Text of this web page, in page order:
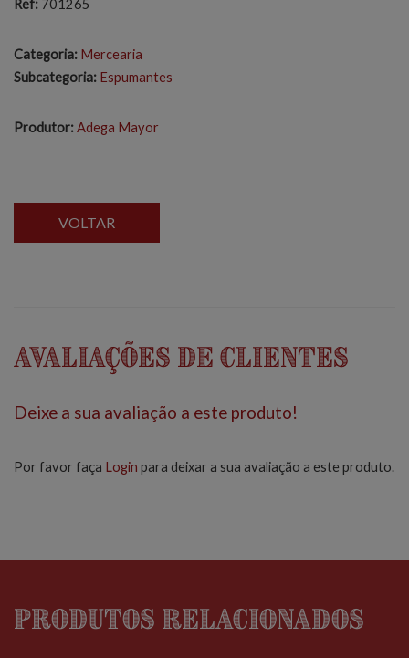
Ref: 701265
Categoria: Mercearia
Subcategoria: Espumantes
Produtor:Adega Mayor
VOLTAR
Avaliações de Clientes
Deixe a sua avaliação a este produto!
Por favor faça Login para deixar a sua avaliação a este produto.
Produtos relacionados